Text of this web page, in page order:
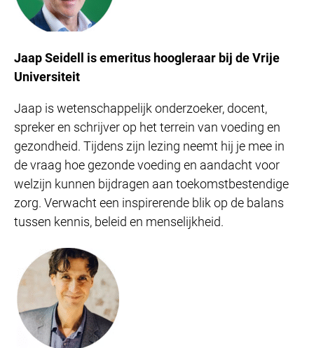
Jaap Seidell is emeritus hoogleraar bij de Vrije
Universiteit
Jaap is wetenschappelijk onderzoeker, docent,
spreker en schrijver op het terrein van voeding en
gezondheid. Tijdens zijn lezing neemt hij je mee in
de vraag hoe gezonde voeding en aandacht voor
welzijn kunnen bijdragen aan toekomstbestendige
zorg. Verwacht een inspirerende blik op de balans
tussen kennis, beleid en menselijkheid.